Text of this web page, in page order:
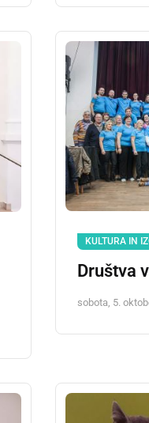
KULTURA IN
Društva
sobota, 5.